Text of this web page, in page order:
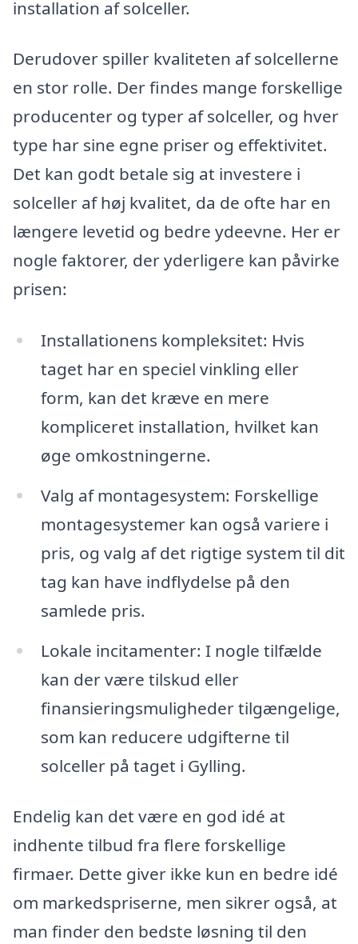
installation af solceller.
Derudover spiller kvaliteten af solcellerne
en stor rolle. Der findes mange forskellige
producenter og typer af solceller, og hver
type har sine egne priser og effektivitet.
Det kan godt betale sig at investere i
solceller af høj kvalitet, da de ofte har en
længere levetid og bedre ydeevne. Her er
nogle faktorer, der yderligere kan påvirke
prisen:
Installationens kompleksitet: Hvis
taget har en speciel vinkling eller
form, kan det kræve en mere
kompliceret installation, hvilket kan
øge omkostningerne.
Valg af montagesystem: Forskellige
montagesystemer kan også variere i
pris, og valg af det rigtige system til dit
tag kan have indflydelse på den
samlede pris.
Lokale incitamenter: I nogle tilfælde
kan der være tilskud eller
finansieringsmuligheder tilgængelige,
som kan reducere udgifterne til
solceller på taget i Gylling.
Endelig kan det være en god idé at
indhente tilbud fra flere forskellige
firmaer. Dette giver ikke kun en bedre idé
om markedspriserne, men sikrer også, at
man finder den bedste løsning til den